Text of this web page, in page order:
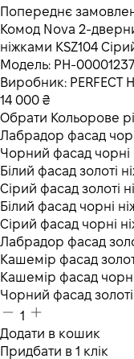
Попереднє
Комод Nova 2-
ніжками KSZ104
Модель: PH-
Виробник: PERFECT
14 000 ₴
Обрати Кольорове
Лабрадор фасад
Чорний фасад чорні
Білий фасад золоті
Сірий фасад золоті
Білий фасад чорні
Сірий фасад чорні
Лабрадор фасад
Кашемір фасад
Кашемір фасад
Чорний фасад
1
Додати в кошик
Придбати в 1 клік